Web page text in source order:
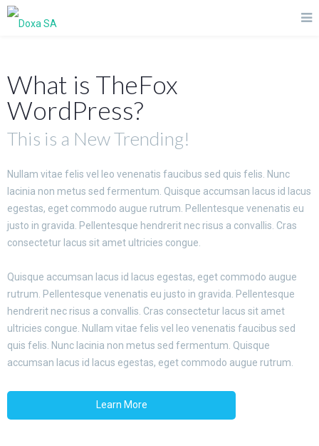
What is TheFox
WordPress?
This is a New Trending!
Nullam vitae felis vel leo venenatis faucibus sed quis felis. Nunc
lacinia non metus sed fermentum. Quisque accumsan lacus id lacus
egestas, eget commodo augue rutrum. Pellentesque venenatis eu
justo in gravida. Pellentesque hendrerit nec risus a convallis. Cras
consectetur lacus sit amet ultricies congue.
Quisque accumsan lacus id lacus egestas, eget commodo augue
rutrum. Pellentesque venenatis eu justo in gravida. Pellentesque
hendrerit nec risus a convallis. Cras consectetur lacus sit amet
ultricies congue. Nullam vitae felis vel leo venenatis faucibus sed
quis felis. Nunc lacinia non metus sed fermentum. Quisque
accumsan lacus id lacus egestas, eget commodo augue rutrum.
Learn More